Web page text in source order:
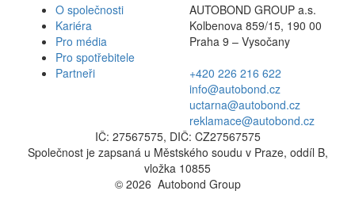
O společnosti
Kariéra
Pro média
Pro spotřebitele
Partneři
AUTOBOND GROUP a.s.
Kolbenova 859/15, 190 00
Praha 9 – Vysočany
+420 226 216 622
info@autobond.cz
uctarna@autobond.cz
reklamace@autobond.cz
IČ: 27567575, DIČ: CZ27567575
Společnost je zapsaná u Městského soudu v Praze, oddíl B,
vložka 10855
© 2026 Autobond Group